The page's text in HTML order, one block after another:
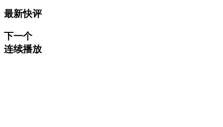
最新快评
下一个
连续播放